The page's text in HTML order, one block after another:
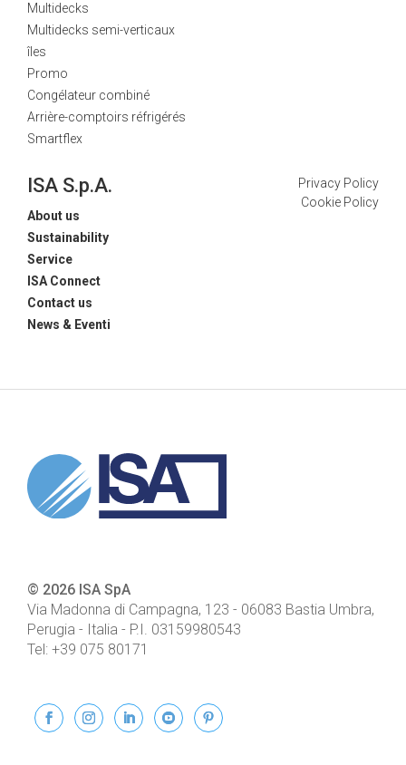
Multidecks
Multidecks semi-verticaux
îles
Promo
Congélateur combiné
Arrière-comptoirs réfrigérés
Smartflex
ISA S.p.A.
About us
Sustainability
Service
ISA Connect
Contact us
News & Eventi
Privacy Policy
Cookie Policy
© 2026 ISA SpA
Via Madonna di Campagna, 123 - 06083 Bastia Umbra,
Perugia - Italia - P.I. 03159980543
Tel: +39 075 80171